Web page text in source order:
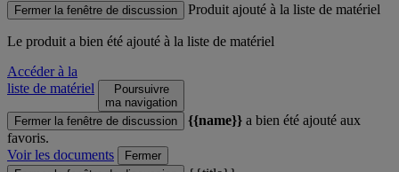
Fermer la fenêtre de discussion Produit ajouté à la liste de matériel
Le produita bien été ajouté à la liste de matériel
Accéder à la
liste de matériel
Poursuivre
ma navigation
Fermer la fenêtre de discussion
{{name}} a bien été ajouté aux
favoris.
Voir les documents
Fermer